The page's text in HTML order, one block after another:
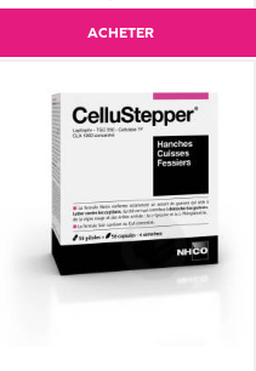
ACHETER